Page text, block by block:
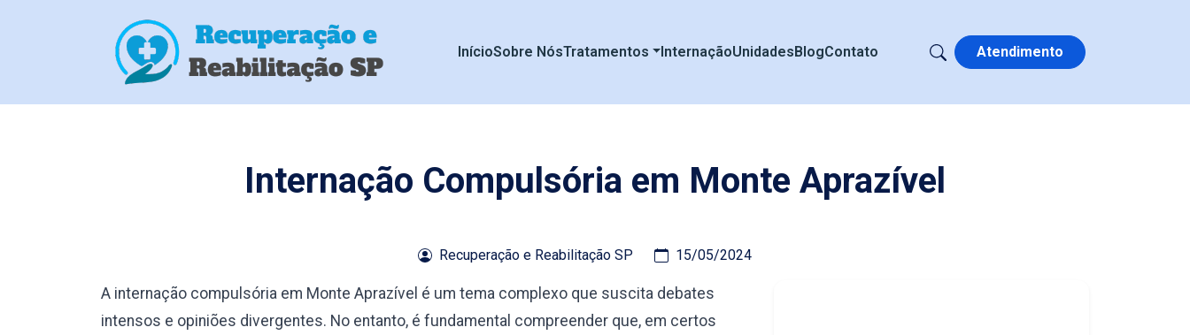
InícioSobre NósTratamentos InternaçãoUnidadesBlogContato Atendimento
Internação Compulsória em Monte Aprazível
Recuperação e Reabilitação SP 15/05/2024
A internação compulsória em Monte Aprazível é um tema complexo que suscita debates
intensos e opiniões divergentes. No entanto, é fundamental compreender que, em certos